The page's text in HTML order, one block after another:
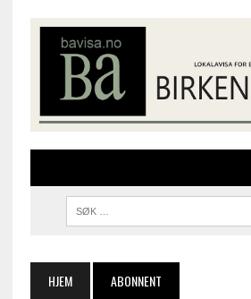
HJEM ABONNENT